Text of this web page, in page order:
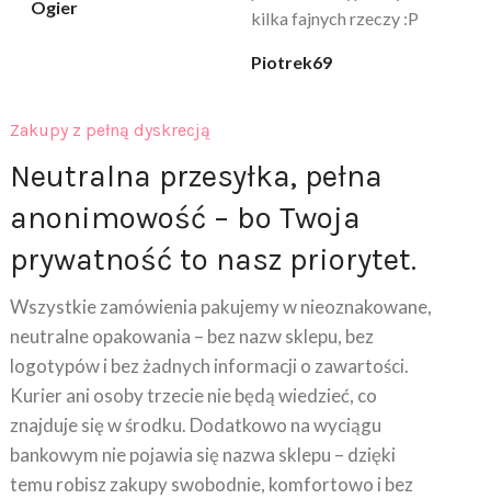
klaudia_xx
Neutralna przesyłka, pełna
anonimowość – bo Twoja
prywatność to nasz priorytet.
Wszystkie zamówienia pakujemy w nieoznakowane,
neutralne opakowania – bez nazw sklepu, bez
logotypów i bez żadnych informacji o zawartości.
Kurier ani osoby trzecie nie będą wiedzieć, co
znajduje się w środku. Dodatkowo na wyciągu
bankowym nie pojawia się nazwa sklepu – dzięki
temu robisz zakupy swobodnie, komfortowo i bez
obaw o prywatność.